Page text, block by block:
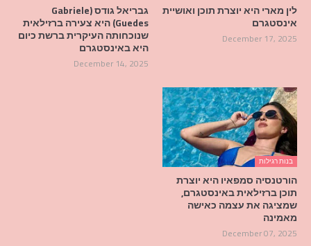
לין מארי היא יוצרת תוכן ואושיית
אינסטגרם
December 17, 2025
גבריאל גודס (Gabriele
Guedes) היא צעירה ברזילאית
שנוכחותה העיקרית ברשת כיום
היא באינסטגרם
December 14, 2025
בנות רגילות
הורטנסיה סמפאיו היא יוצרת
תוכן ברזילאית באינסטגרם,
שמציגה את עצמה כאישה
מאמינה
December 07, 2025